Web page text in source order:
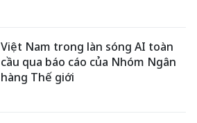
Việt Nam trong làn sóng AI toàn
cầu qua báo cáo của Nhóm Ngân
hàng Thế giới